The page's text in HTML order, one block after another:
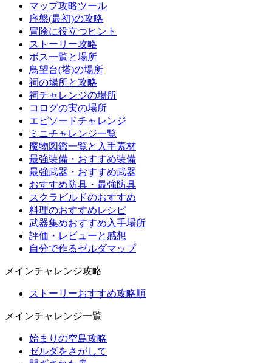
マップ攻略ツール
序盤(最初)の攻略
冒険に役立つヒント
ストーリー攻略
ボス一覧と場所
鳥望台(塔)の場所
祠の場所と攻略
祠チャレンジの場所
コログの実の場所
エピソードチャレンジ
ミニチャレンジ一覧
魔物図鑑一覧と入手素材
最強装備・おすすめ装備
最強武器・おすすめ武器
おすすめ防具・最強防具
スクラビルドのおすすめ
料理のおすすめレシピ
武器集めおすすめ入手場所
評価・レビューと感想
自分で作るゼルダマップ
メインチャレンジ攻略
ストーリーおすすめ攻略順
メインチャレンジ一覧
始まりの空島攻略
ゼルダをさがして